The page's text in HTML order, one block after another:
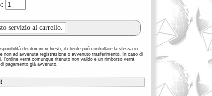
dei domini richiesti, il cliente può controllare la stessa in
non ad avvenuta registrazione o avvenuto trasferimento. In caso di
verrà comunque ritenuto non valido e un rimborso verrà
pagamento già avvenuto.